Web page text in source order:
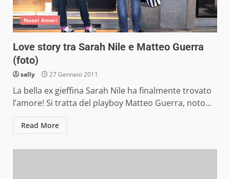
Nuovi Amori
Love story tra Sarah Nile e Matteo Guerra
(foto)
sally 27 Gennaio 2011
La bella ex gieffina Sarah Nile ha finalmente trovato
l’amore! Si tratta del playboy Matteo Guerra, noto...
Read More